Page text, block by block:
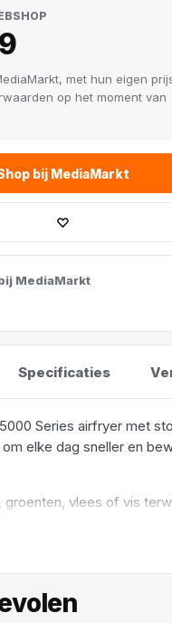
met hun eigen
op het moment van
bij MediaMarkt
♡
MediaMarkt
Specificaties
Series airfryer met
elke dag sneller en
vlees of vis
maaltijden op tafel die
automatisch